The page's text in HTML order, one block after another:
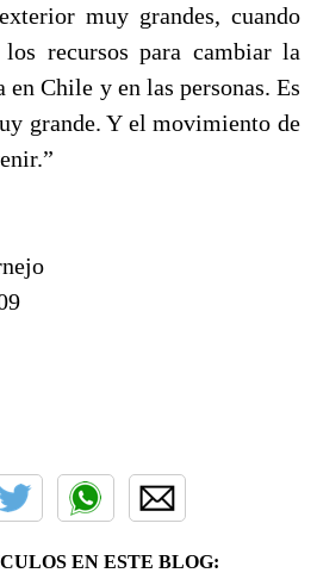
muy grandes, cuando
recursos para cambiar la
Chile y en las personas. Es
grande. Y el movimiento de
EN ESTE BLOG: